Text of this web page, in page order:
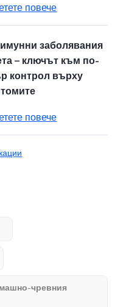
повече
заболявания
– ключът към по-
контрол върху
повече
чревния